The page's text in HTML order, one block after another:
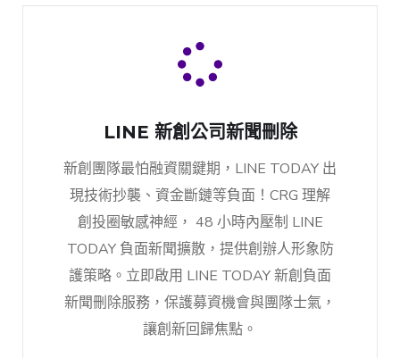
LINE 新創公司新聞刪除
新創團隊最怕融資關鍵期，LINE TODAY 出
現技術抄襲、資金斷鏈等負面！CRG 理解
創投圈敏感神經， 48 小時內壓制 LINE
TODAY 負面新聞擴散，提供創辦人形象防
護策略。立即啟用 LINE TODAY 新創負面
新聞刪除服務，保護募資機會與團隊士氣，
讓創新回歸焦點。